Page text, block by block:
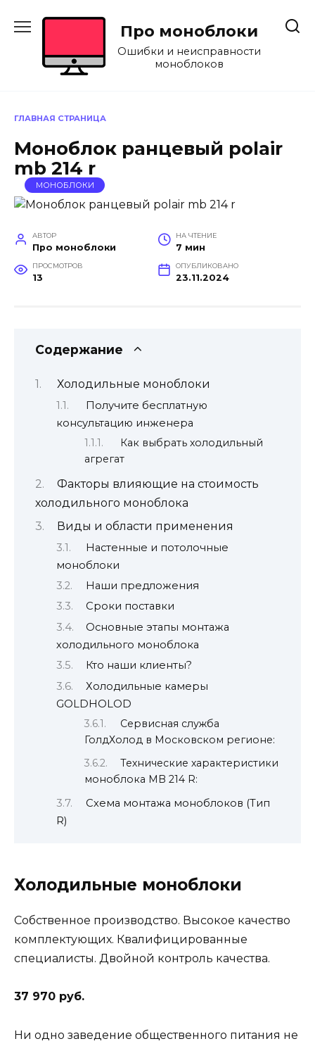
Про моноблоки
Ошибки и неисправности
моноблоков
ГЛАВНАЯ СТРАНИЦА
Моноблок ранцевый polair
mb 214 r
МОНОБЛОКИ
АВТОР
Про моноблоки
НА ЧТЕНИЕ
7 мин
ПРОСМОТРОВ
13
ОПУБЛИКОВАНО
23.11.2024
Содержание
Холодильные моноблоки
Получите бесплатную
консультацию инженера
Как выбрать холодильный
агрегат
Факторы влияющие на стоимость
холодильного моноблока
Виды и области применения
Настенные и потолочные
моноблоки
Наши предложения
Сроки поставки
Основные этапы монтажа
холодильного моноблока
Кто наши клиенты?
Холодильные камеры
GOLDHOLOD
Сервисная служба
ГолдХолод в Московском регионе:
Технические характеристики
моноблока MB 214 R:
Схема монтажа моноблоков (Тип
R)
Холодильные моноблоки
Собственное производство. Высокое качество
комплектующих. Квалифицированные
специалисты. Двойной контроль качества.
37 970 руб.
Ни одно заведение общественного питания не